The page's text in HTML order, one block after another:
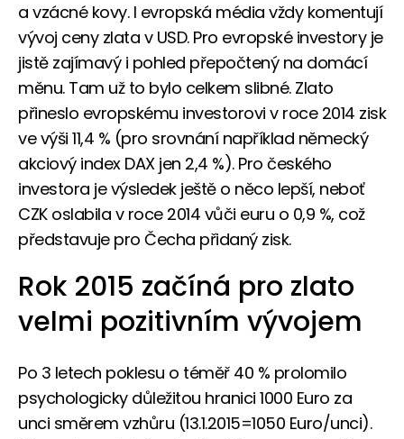
a vzácné kovy. I evropská média vždy komentují
vývoj ceny zlata v USD. Pro evropské investory je
jistě zajímavý i pohled přepočtený na domácí
měnu. Tam už to bylo celkem slibné. Zlato
přineslo evropskému investorovi v roce 2014 zisk
ve výši 11,4 % (pro srovnání například německý
akciový index DAX jen 2,4 %). Pro českého
investora je výsledek ještě o něco lepší, neboť
CZK oslabila v roce 2014 vůči euru o 0,9 %, což
představuje pro Čecha přidaný zisk.
Rok 2015 začíná pro zlato
velmi pozitivním vývojem
Po 3 letech poklesu o téměř 40 % prolomilo
psychologicky důležitou hranici 1000 Euro za
unci směrem vzhůru (13.1.2015=1050 Euro/unci).